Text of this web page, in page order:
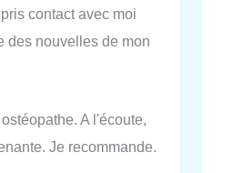
contact avec moi
des nouvelles de mon
A l'écoute,
Je recommande.